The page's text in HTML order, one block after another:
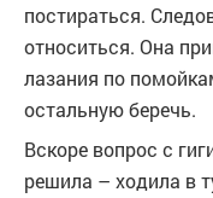
постираться.
относиться. Она
лазания по
остальную беречь.
Вскоре вопрос с
решила – ходила в